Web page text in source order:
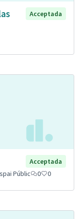
Acceptada
Acceptada
Públic 0 0